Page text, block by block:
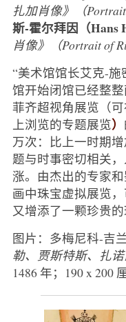
扎加肖像》（Portrait
斯-霍尔拜因（Hans
肖像》（Portrait of
“美术馆馆长艾克-施
馆开始闭馆已经整
菲齐超视角展览（
上浏览的专题展览）
万次：比上一时期
题与时事密切相关
涨。由杰出的专家
画中珠宝虚拟展览
又增添了一颗珍贵的
图片：多梅尼科-吉
勒、贾斯特斯、扎
1486 年；190 x 200